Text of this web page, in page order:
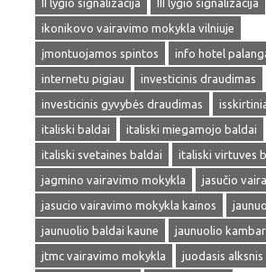
II lygio signalizacija
III lygio signalizacija
ikonikovo vairavimo mokykla vilniuje
įmontuojamos spintos
info hotel
internetu pigiau
investicinis draudimas
investicinis gyvybės draudimas
italiski baldai
italiski miegamojo baldai
italiski svetaines baldai
italiski virtuves
jagmino vairavimo mokykla
jasučio
jasucio vairavimo mokykla kainos
jaunuolio baldai kaune
jaunuolio
jtmc vairavimo mokykla
juodasis alksnis